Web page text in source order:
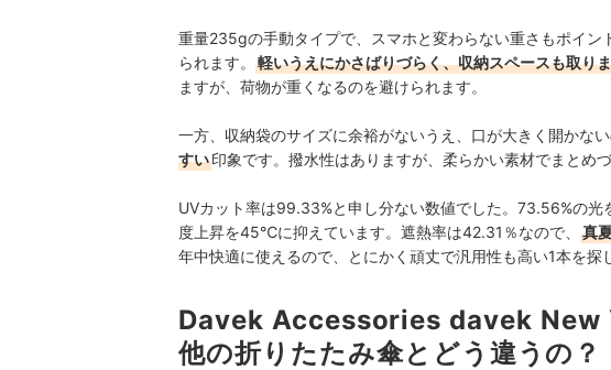
重量235gの手動タイプで、スマホと変わらない重さもポイン
られます。
軽いうえにかさばりづらく、収納スペースも取り
ますが、 荷物が重くなるのを避けられます。
一方、収納袋のサイズに余裕がないうえ、口が大きく開かない
すい印象です。撥水性はありますが、柔らかい素材でまとめ
UVカット率は99.33%と申し分ない数値でした。 73.56%の光
度上昇を45℃に抑えています。遮熱率は42.31％なので、 真
年中快適に使えるので、とにかく頑丈で汎用性も高い1本を探
Davek Accessories davek New
他の折りたたみ傘とどう違うの？